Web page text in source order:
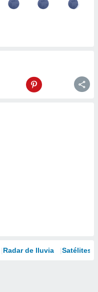
Radar de lluvia Satélites